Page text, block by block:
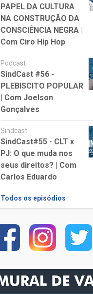
PAPEL DA CULTURA
NA CONSTRUÇÃO DA
CONSCIÊNCIA NEGRA |
Com Ciro Hip Hop
Podcast
SindCast #56 -
PLEBISCITO POPULAR
| Com Joelson
Gonçalves
Sindcast
SindCast#55 - CLT x
PJ: O que muda nos
seus direitos? | Com
Carlos Eduardo
Todos os episódios